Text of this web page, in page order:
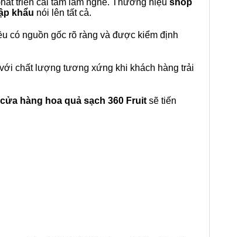
triển cái tâm làm nghề. Thương hiệu shop
khẩu nói lên tất cả.
có nguồn gốc rõ ràng và được kiểm định
chất lượng tương xứng khi khách hàng trải
cửa hàng hoa quả sạch 360 Fruit sẽ tiến